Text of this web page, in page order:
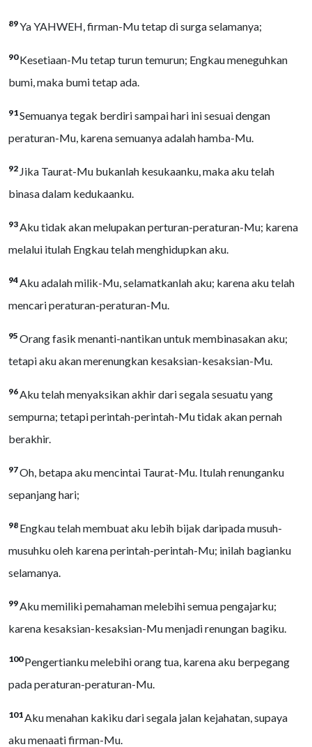
89Ya YAHWEH, firman-Mu tetap di surga selamanya;
90Kesetiaan-Mu tetap turun temurun; Engkau meneguhkan
bumi, maka bumi tetap ada.
91Semuanya tegak berdiri sampai hari ini sesuai dengan
peraturan-Mu, karena semuanya adalah hamba-Mu.
92 Jika Taurat-Mu bukanlah kesukaanku, maka aku telah
binasa dalam kedukaanku.
93Aku tidak akan melupakan perturan-peraturan-Mu; karena
melalui itulah Engkau telah menghidupkan aku.
94Aku adalah milik-Mu, selamatkanlah aku; karena aku telah
mencari peraturan-peraturan-Mu.
95 Orang fasik menanti-nantikan untuk membinasakan aku;
tetapi aku akan merenungkan kesaksian-kesaksian-Mu.
96Aku telah menyaksikan akhir dari segala sesuatu yang
sempurna; tetapi perintah-perintah-Mu tidak akan pernah
berakhir.
97Oh, betapa aku mencintai Taurat-Mu. Itulah renunganku
sepanjang hari;
98 Engkau telah membuat aku lebih bijak daripada musuh-
musuhku oleh karena perintah-perintah-Mu; inilah bagianku
selamanya.
99Aku memiliki pemahaman melebihi semua pengajarku;
karena kesaksian-kesaksian-Mu menjadi renungan bagiku.
100Pengertianku melebihi orang tua, karena aku berpegang
pada peraturan-peraturan-Mu.
101Aku menahan kakiku dari segala jalan kejahatan, supaya
aku menaati firman-Mu.